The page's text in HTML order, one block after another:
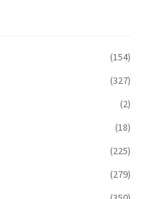
(154)
(327)
(2)
(18)
(225)
(279)